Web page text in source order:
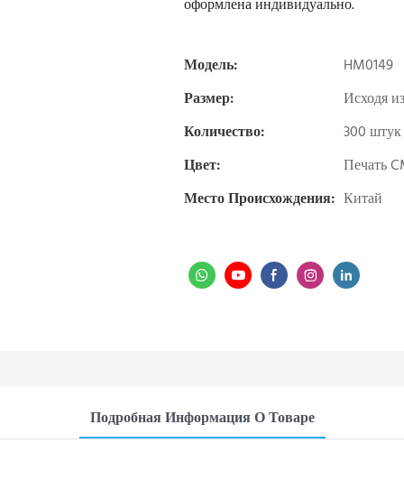
оформлена индивидуально.
Модель:
HM0149
Размер:
Исходя
Количество:
300 штук
Цвет:
Печать
Место Происхождения: Китай
Подробная Информация О Товаре